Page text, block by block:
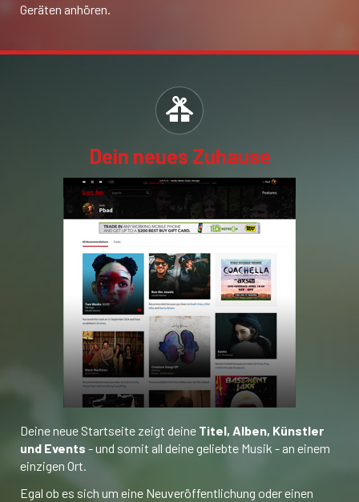
Geräten anhören.
Dein neues Zuhause
Deine neue Startseite zeigt deine Titel, Alben, Künstler
und Events - und somit all deine geliebte Musik - an einem
einzigen Ort.
Egal ob es sich um eine Neuveröffentlichung oder einen